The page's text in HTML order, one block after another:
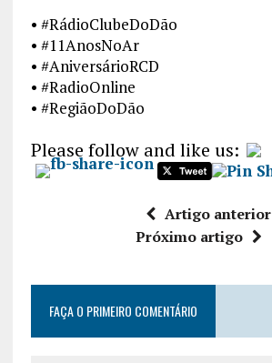
• ​#RádioClubeDoDão
• ​#11AnosNoAr
• ​#AniversárioRCD
• ​#RadioOnline
• ​#RegiãoDoDão
Please follow and like us:
Artigo anterior
Próximo artigo
FAÇA O PRIMEIRO COMENTÁRIO